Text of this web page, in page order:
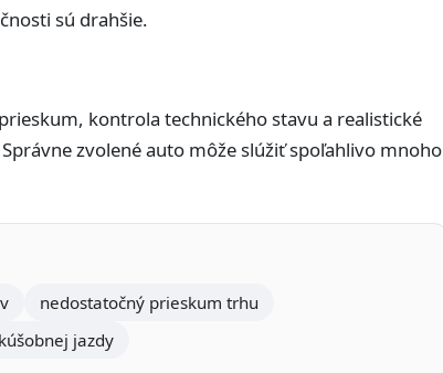
sú drahšie.
kontrola technického stavu a realistické
zvolené auto môže slúžiť spoľahlivo mnoho
nedostatočný prieskum trhu
jazdy